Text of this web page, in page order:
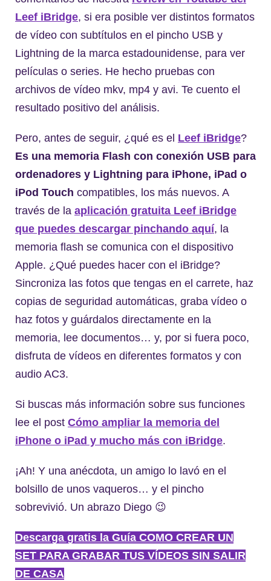
Leef iBridge, si era posible ver distintos formatos
de vídeo con subtítulos en el pincho USB y
Lightning de la marca estadounidense, para ver
películas o series. He hecho pruebas con
archivos de vídeo mkv, mp4 y avi. Te cuento el
resultado positivo del análisis.
Pero, antes de seguir, ¿qué es el Leef iBridge?
Es una memoria Flash con conexión USB para
ordenadores y Lightning para iPhone, iPad o
iPod Touch compatibles, los más nuevos. A
través de la aplicación gratuita Leef iBridge
que puedes descargar pinchando aquí, la
memoria flash se comunica con el dispositivo
Apple. ¿Qué puedes hacer con el iBridge?
Sincroniza las fotos que tengas en el carrete, haz
copias de seguridad automáticas, graba vídeo o
haz fotos y guárdalos directamente en la
memoria, lee documentos… y, por si fuera poco,
disfruta de vídeos en diferentes formatos y con
audio AC3.
Si buscas más información sobre sus funciones
lee el post Cómo ampliar la memoria del
iPhone o iPad y mucho más con iBridge.
¡Ah! Y una anécdota, un amigo lo lavó en el
bolsillo de unos vaqueros… y el pincho
sobrevivió. Un abrazo Diego 😉
Descarga gratis la Guía COMO CREAR UN
SET PARA GRABAR TUS VÍDEOS SIN SALIR
DE CASA